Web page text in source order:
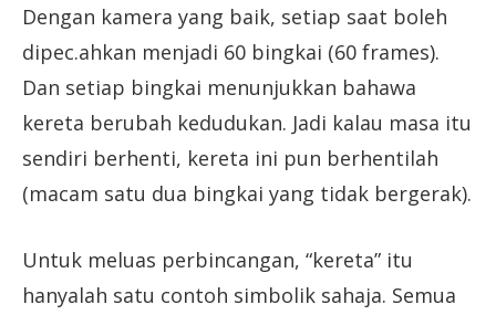
Dengan kamera yang baik, setiap saat boleh
dipec.ahkan menjadi 60 bingkai (60 frames).
Dan setiap bingkai menunjukkan bahawa
kereta berubah kedudukan. Jadi kalau masa itu
sendiri berhenti, kereta ini pun berhentilah
(macam satu dua bingkai yang tidak bergerak).
Untuk meluas perbincangan, “kereta” itu
hanyalah satu contoh simbolik sahaja. Semua